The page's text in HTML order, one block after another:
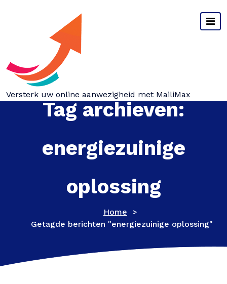
Versterk uw online aanwezigheid met MailiMax
Tag archieven:
energiezuinige
oplossing
Home >
Getagde berichten "energiezuinige oplossing"